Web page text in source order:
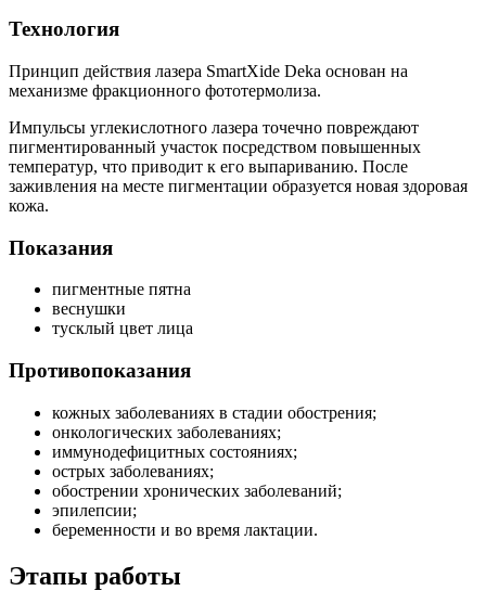
Технология
Принцип действия лазера SmartXide Deka основан на
механизме фракционного фототермолиза.
Импульсы углекислотного лазера точечно повреждают
пигментированный участок посредством повышенных
температур, что приводит к его выпариванию. После
заживления на месте пигментации образуется новая здоровая
кожа.
Показания
пигментные пятна
веснушки
тусклый цвет лица
Противопоказания
кожных заболеваниях в стадии обострения;
онкологических заболеваниях;
иммунодефицитных состояниях;
острых заболеваниях;
обострении хронических заболеваний;
эпилепсии;
беременности и во время лактации.
Этапы работы